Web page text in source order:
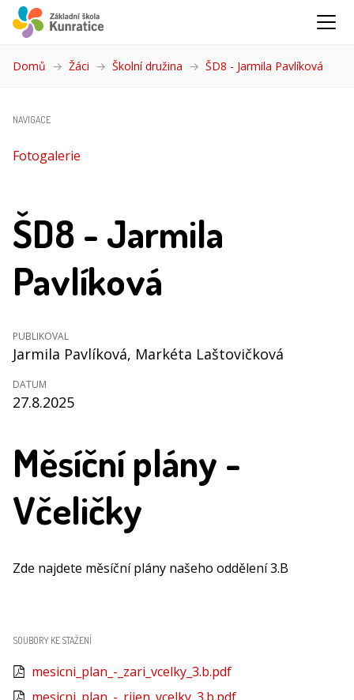
Domů Žáci Školní družina ŠD8 - Jarmila Pavlíková
NAVIGACE
Fotogalerie
ŠD8 - Jarmila
Pavlíková
PUBLIKOVAL
Jarmila Pavlíková, Markéta Laštovičková
DATUM
27.8.2025
Měsíční plány -
Včeličky
Zde najdete měsíční plány našeho oddělení 3.B
SOUBORY KE STAŽENÍ
mesicni_plan_-_zari_vcelky_3.b.pdf